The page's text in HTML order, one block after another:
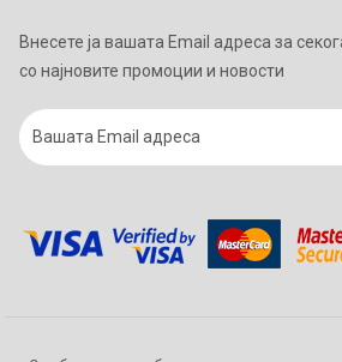
Внесете ја вашата Email адреса за
со најновите промоции и новости